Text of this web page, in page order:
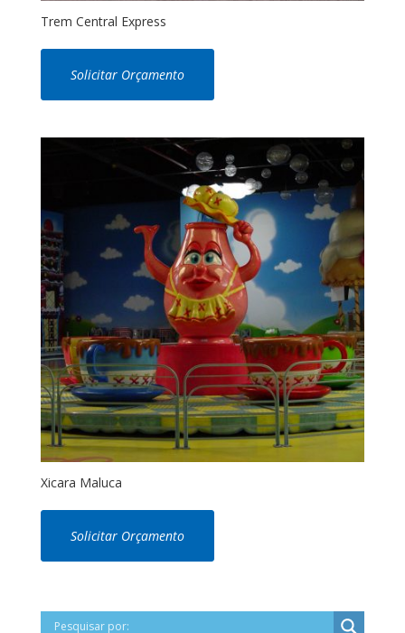
Trem Central Express
Solicitar Orçamento
Xicara Maluca
Solicitar Orçamento